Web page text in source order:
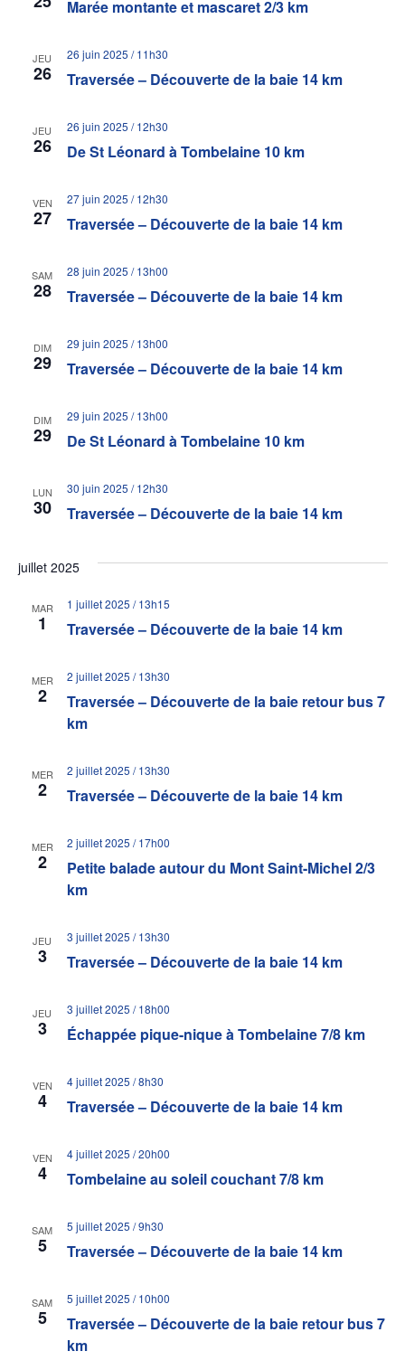
Marée montante et mascaret 2/3 km
JEU
26 Traversée – Découverte de la baie 14 km
26 juin 2025 / 11h30
JEU
26 De St Léonard à Tombelaine 10 km
26 juin 2025 / 12h30
VEN
27 Traversée – Découverte de la baie 14 km
27 juin 2025 / 12h30
SAM
28 Traversée – Découverte de la baie 14 km
28 juin 2025 / 13h00
DIM
29 Traversée – Découverte de la baie 14 km
29 juin 2025 / 13h00
DIM
29 De St Léonard à Tombelaine 10 km
29 juin 2025 / 13h00
LUN
30 Traversée – Découverte de la baie 14 km
30 juin 2025 / 12h30
juillet 2025
MAR
1 Traversée – Découverte de la baie 14 km
1 juillet 2025 / 13h15
MER
2
Traversée – Découverte de la baie retour bus 7
km
2 juillet 2025 / 13h30
MER
2 Traversée – Découverte de la baie 14 km
2 juillet 2025 / 13h30
MER
2
Petite balade autour du Mont Saint-Michel 2/3
km
2 juillet 2025 / 17h00
JEU
3 Traversée – Découverte de la baie 14 km
3 juillet 2025 / 13h30
JEU
3 Échappée pique-nique à Tombelaine 7/8 km
3 juillet 2025 / 18h00
VEN
4 Traversée – Découverte de la baie 14 km
4 juillet 2025 / 8h30
VEN
4 Tombelaine au soleil couchant 7/8 km
4 juillet 2025 / 20h00
SAM
5 Traversée – Découverte de la baie 14 km
5 juillet 2025 / 9h30
SAM
5
Traversée – Découverte de la baie retour bus 7
km
5 juillet 2025 / 10h00